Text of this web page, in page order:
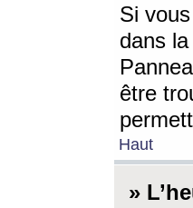
Si
dans
être
Haut
»